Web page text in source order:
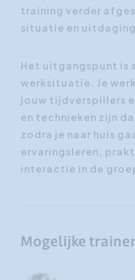
training verder
situatie en
Het uitgangspunt is
werksituatie. Je
jouw tijdverspillers
en technieken zijn
zodra je naar huis
ervaringsleren,
interactie in de
Mogelijke